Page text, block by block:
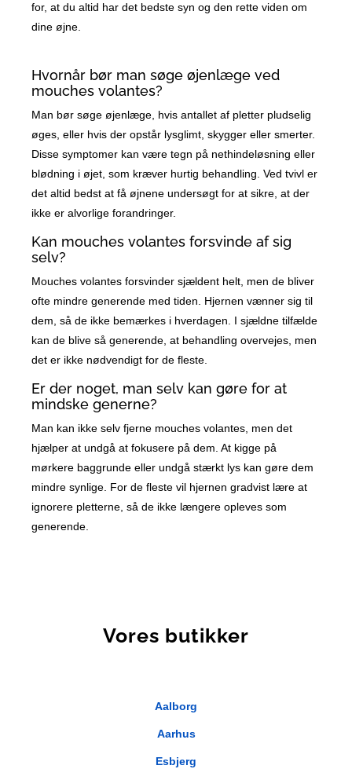
for, at du altid har det bedste syn og den rette viden om
dine øjne.
Hvornår bør man søge øjenlæge ved
mouches volantes?
Man bør søge øjenlæge, hvis antallet af pletter pludselig
øges, eller hvis der opstår lysglimt, skygger eller smerter.
Disse symptomer kan være tegn på nethindeløsning eller
blødning i øjet, som kræver hurtig behandling. Ved tvivl er
det altid bedst at få øjnene undersøgt for at sikre, at der
ikke er alvorlige forandringer.
Kan mouches volantes forsvinde af sig
selv?
Mouches volantes forsvinder sjældent helt, men de bliver
ofte mindre generende med tiden. Hjernen vænner sig til
dem, så de ikke bemærkes i hverdagen. I sjældne tilfælde
kan de blive så generende, at behandling overvejes, men
det er ikke nødvendigt for de fleste.
Er der noget, man selv kan gøre for at
mindske generne?
Man kan ikke selv fjerne mouches volantes, men det
hjælper at undgå at fokusere på dem. At kigge på
mørkere baggrunde eller undgå stærkt lys kan gøre dem
mindre synlige. For de fleste vil hjernen gradvist lære at
ignorere pletterne, så de ikke længere opleves som
generende.
Vores butikker
Aalborg
Aarhus
Esbjerg